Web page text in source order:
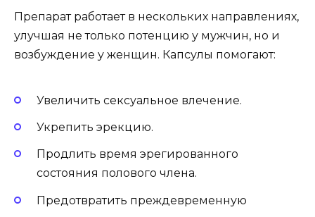
Препарат работает в нескольких направлениях,
улучшая не только потенцию у мужчин, но и
возбуждение у женщин. Капсулы помогают:
Увеличить сексуальное влечение.
Укрепить эрекцию.
Продлить время эрегированного
состояния полового члена.
Предотвратить преждевременную